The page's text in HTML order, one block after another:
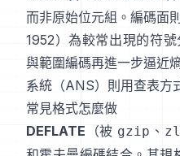
而非原始位元組。編碼面
1952）為較常出現的符
與範圍編碼再進一步逼近
系統（ANS） 則用查表方
常見格式怎麼做
DEFLATE （被 gzip 、